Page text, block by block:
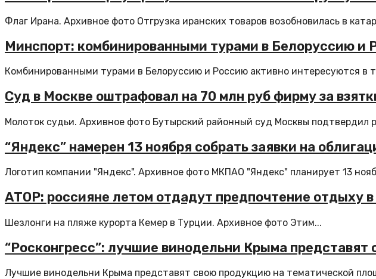
Флаг Ирана. Архивное фото Отгрузка иранских товаров возобновилась в
Минспорт: комбинированными турами в Белоруссию и
Комбинированными турами в Белоруссию и Россию активно интересуются в
Суд в Москве оштрафовал на 70 млн руб фирму за
Молоток судьи. Архивное фото Бутырский районный суд Москвы подтвердил
“Яндекс” намерен 13 ноября собрать заявки на
Логотип компании "Яндекс". Архивное фото МКПАО "Яндекс" планирует 13
АТОР: россияне летом отдадут предпочтение отдыху
Шезлонги на пляже курорта Кемер в Турции. Архивное фото Этим...
“Росконгресс”: лучшие винодельни Крыма
Лучшие винодельни Крыма представят свою продукцию на тематической